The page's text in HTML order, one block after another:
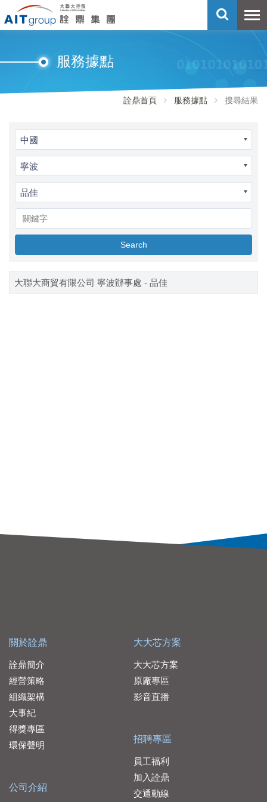
服務據點
詮鼎首頁 服務據點 搜尋結果
中國
寧波
品佳
Search
大聯大商貿有限公司 寧波辦事處 - 品佳
關於詮鼎
詮鼎簡介
經營策略
組織架構
大事紀
得獎專區
環保聲明
公司介紹
大大芯方案
大大芯方案
原廠專區
影音直播
招聘專區
員工福利
加入詮鼎
交通動線